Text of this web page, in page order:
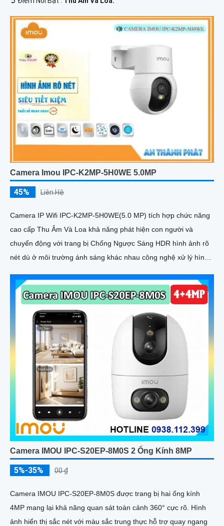
Camera Imou IPC-K2MP-5H0WE 5.0MP
45% Liên Hệ
Camera IP Wifi IPC-K2MP-5H0WE(5.0 MP) tích hợp chức năng
cao cấp Thu Âm Và Loa khả năng phát hiện con người và
chuyển động với trang bị Chống Ngược Sáng HDR hình ảnh rõ
nét dù ở môi trường ánh sáng khác nhau công nghệ xử lý hình
Camera IMOU IPC-S20EP-8M0S 2 Ống Kính 8MP
5%-35% 00 ₫
Camera IMOU IPC-S20EP-8M0S được trang bị hai ống kính
4MP mang lại khả năng quan sát toàn cảnh 360° cực rõ. Hình
ảnh hiển thị sắc nét với màu sắc trung thực hỗ trợ quay ngang